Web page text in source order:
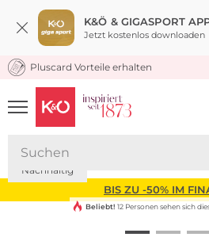
K&Ö & GIGASPORT
Jetzt kostenlos downloaden
KOSTENLOSER VERSAND*
Pluscard Vorteile erhalten
UNSERE APP
CLICK &
BIS ZU -50% IM
Nachhaltig
Beliebt! 12 Personen sehen sich